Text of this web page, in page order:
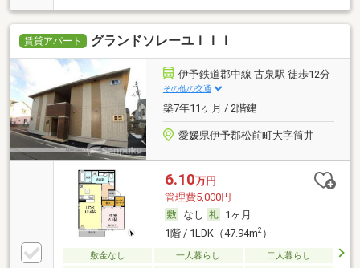
賃貸アパート グランドソレーユＩＩＩ
伊予鉄道郡中線 古泉駅 徒歩12分
その他の交通
築7年11ヶ月 / 2階建
愛媛県伊予郡松前町大字筒井
6.10万円
管理費5,000円
なし
1ヶ月
1階 / 1LDK（47.94m2）
敷金なし 一人暮らし
二人暮らし